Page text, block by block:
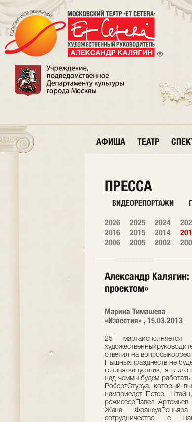
АФИША ТЕАТР
ПРЕССА
ВИДЕОРЕПОРТАЖИ
2026 2025 2024
2016
2015 2014
2006
2005 2002
Александр
проектом»
Марина Тимашева
«Известия» , 19.03.2013
25
ответил на
Пышныхпразднеств не
готовяткапустник, я в
над чеммы будем
РобертСтуруа, который
намприедет Петер
режиссерПавел Артемьев
Жана
сотрудничество с